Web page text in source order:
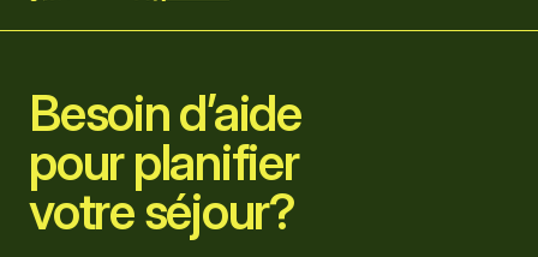
Besoin d’aide
pour planifier
votre séjour?